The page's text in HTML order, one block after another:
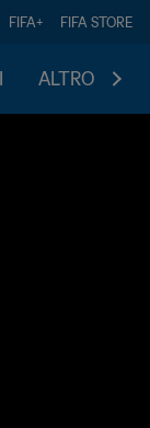
FIFA+ FIFA STORE
ALTRO